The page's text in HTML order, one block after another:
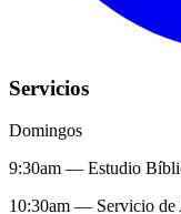
Servicios
Domingos
9:30am — Estudio
10:30am — Servicio de